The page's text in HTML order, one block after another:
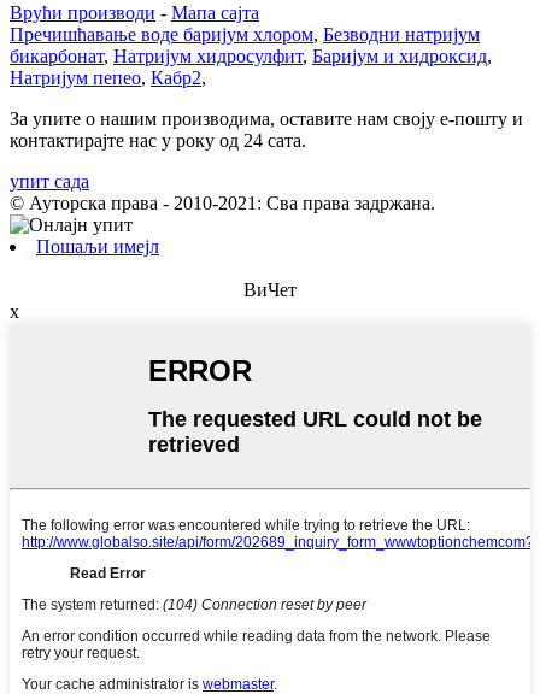
Врући производи - Мапа сајта
Пречишћавање воде баријум хлором, Безводни натријум
бикарбонат, Натријум хидросулфит, Баријум и хидроксид,
Натријум пепео, Кабр2,
За упите о нашим производима, оставите нам своју е-пошту и
контактирајте нас у року од 24 сата.
упит сада
© Ауторска права - 2010-2021: Сва права задржана.
Пошаљи имејл
ВиЧет
x